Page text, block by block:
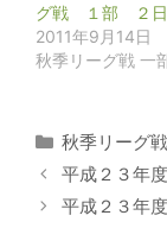
グ戦 １部 ２日
2011年9月14日
秋季リーグ戦 一
カ
テ
ゴ
リ
秋季リーグ
平成２３年
平成２３年